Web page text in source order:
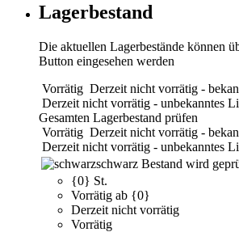
Lagerbestand
Die aktuellen Lagerbestände können
Button eingesehen werden
Vorrätig Derzeit nicht vorrätig -
Derzeit nicht vorrätig - unbekanntes
Gesamten Lagerbestand prüfen
Vorrätig Derzeit nicht vorrätig -
Derzeit nicht vorrätig - unbekanntes
schwarz Bestand wird
{0} St.
Vorrätig ab {0}
Derzeit nicht vorrätig
Vorrätig